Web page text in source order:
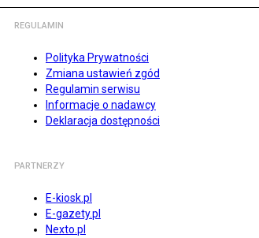
REGULAMIN
Polityka Prywatności
Zmiana ustawień zgód
Regulamin serwisu
Informacje o nadawcy
Deklaracja dostępności
PARTNERZY
E-kiosk.pl
E-gazety.pl
Nexto.pl